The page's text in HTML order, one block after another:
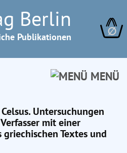
Berlin
Publikationen ∅
MENÜ
Untersuchungen
mit einer
Textes und